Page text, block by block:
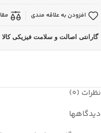
افزودن به علاقه مندی
گارانتی اصالت و سلامت فیزیکی کالا
نظرات (0)
دیدگاهها